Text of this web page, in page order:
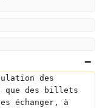
des
que des billets
échanger, à